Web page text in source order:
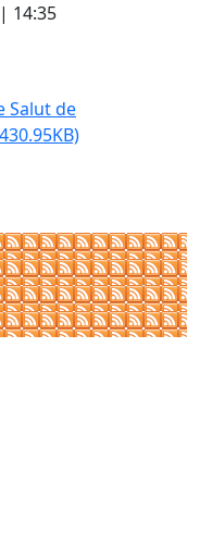
14:35
Salut de